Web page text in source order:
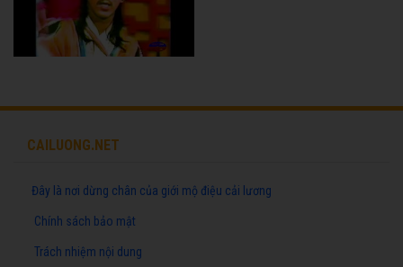
CAILUONG.NET
Đây là nơi dừng chân của giới mộ điệu cải lương
Chính sách bảo mật
Trách nhiệm nội dung